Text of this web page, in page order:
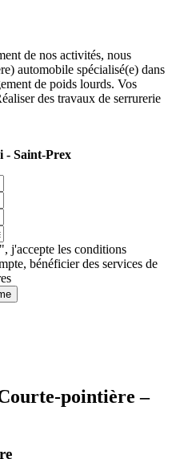
de nos activités, nous
automobile spécialisé(e) dans
de poids lourds. Vos
des travaux de serrurerie
- Saint-Prex
j'accepte les conditions
bénéficier des services de
pointière –